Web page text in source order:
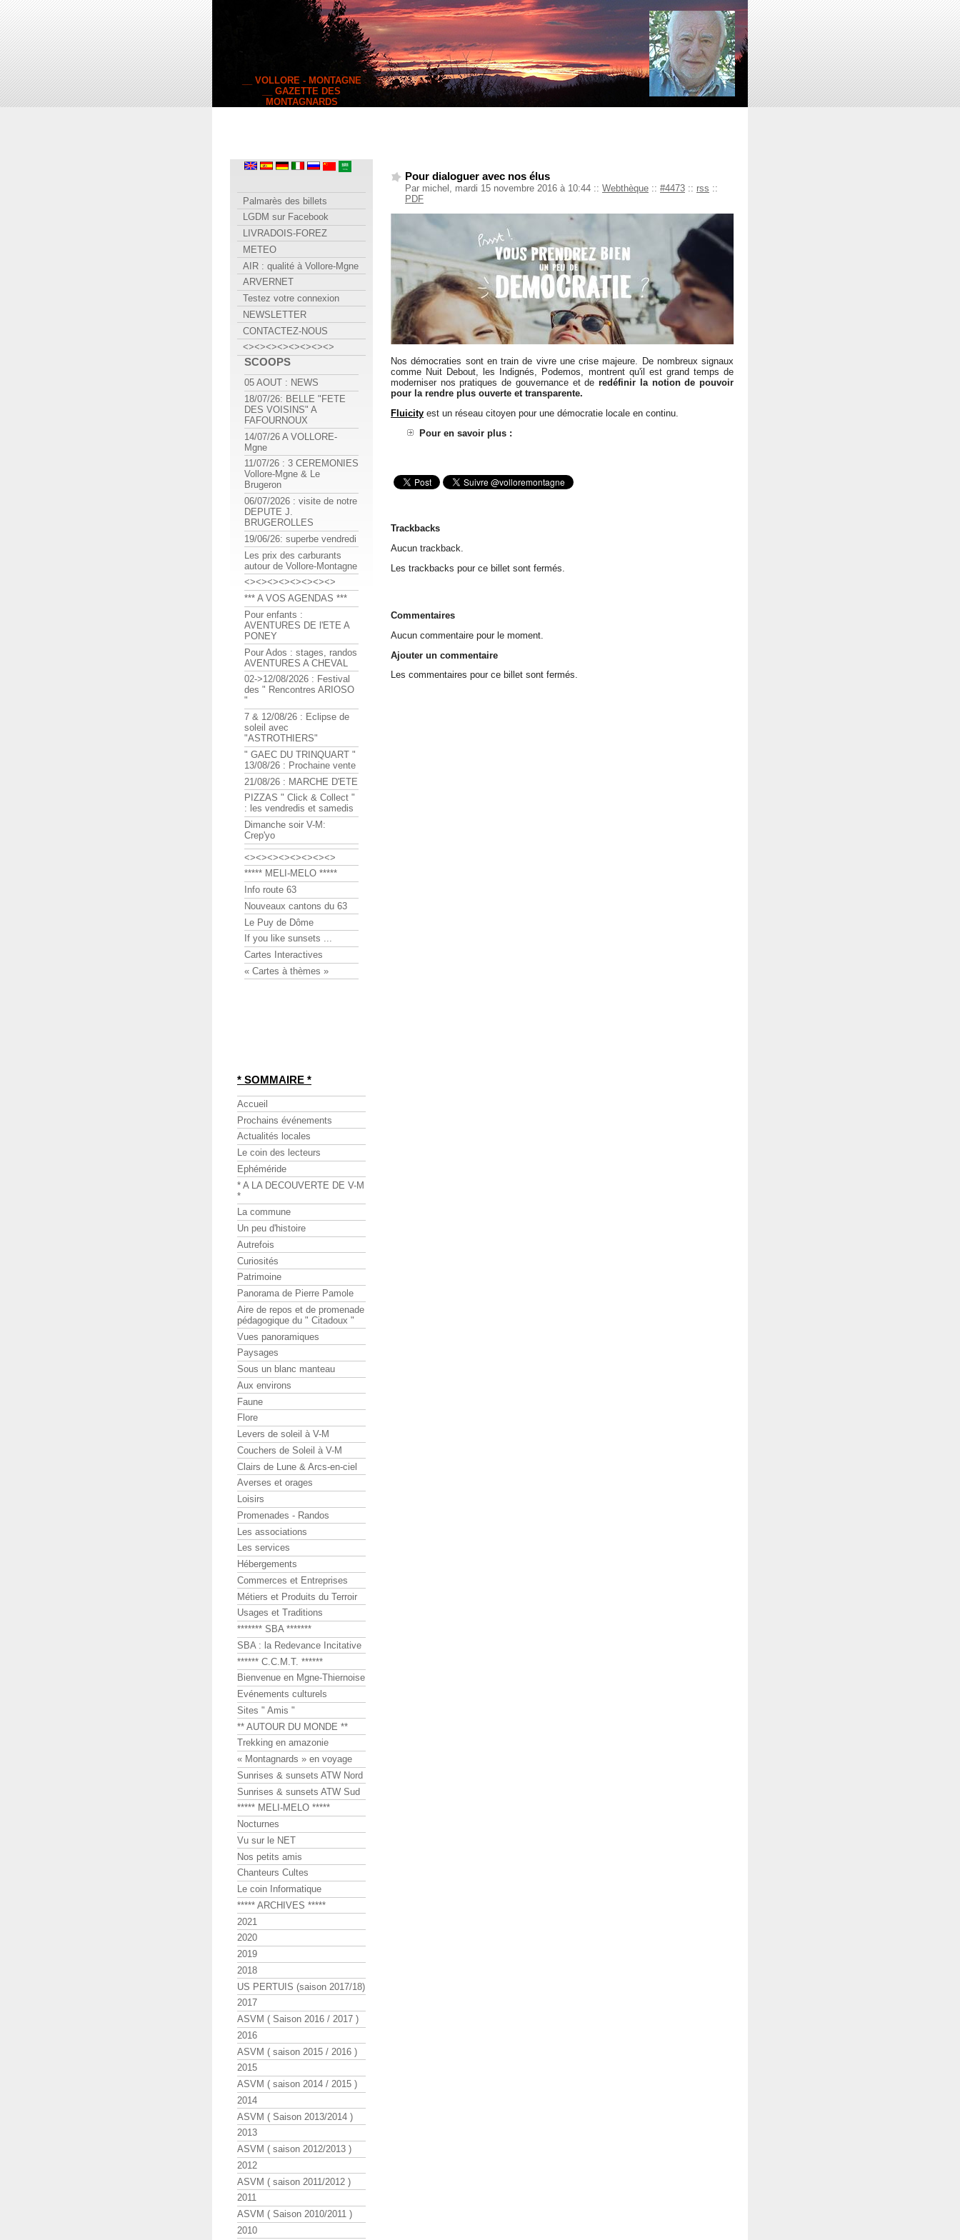
__ VOLLORE - MONTAGNE
__ GAZETTE DES
MONTAGNARDS
Pour dialoguer avec nos élus
Par michel, mardi 15 novembre 2016 à 10:44 :: Webthèque :: #4473 :: rss ::
PDF
Nos démocraties sont en train de vivre une crise majeure. De nombreux signaux
comme Nuit Debout, les Indignés, Podemos, montrent qu'il est grand temps de
moderniser nos pratiques de gouvernance et deredéfinir la notion de pouvoir
pour la rendre plus ouverte et transparente.
Fluicity est un réseau citoyen pour une démocratie locale en continu.
Pour en savoir plus :
Trackbacks
Aucun trackback.
Les trackbacks pour ce billet sont fermés.
Commentaires
Aucun commentaire pour le moment.
Ajouter un commentaire
Les commentaires pour ce billet sont fermés.
Palmarès des billets
LGDM sur Facebook
LIVRADOIS-FOREZ
METEO
AIR : qualité à Vollore-Mgne
ARVERNET
Testez votre connexion
NEWSLETTER
CONTACTEZ-NOUS
<><><><><><><><>
SCOOPS
05 AOUT : NEWS
18/07/26: BELLE "FETE
DES VOISINS" A
FAFOURNOUX
14/07/26 A VOLLORE-
Mgne
11/07/26 : 3 CEREMONIES
Vollore-Mgne & Le
Brugeron
06/07/2026 : visite de notre
DEPUTE J.
BRUGEROLLES
19/06/26: superbe vendredi
Les prix des carburants
autour de Vollore-Montagne
<><><><><><><><>
*** A VOS AGENDAS ***
Pour enfants :
AVENTURES DE l'ETE A
PONEY
Pour Ados : stages, randos
AVENTURES A CHEVAL
02->12/08/2026 : Festival
des " Rencontres ARIOSO
"
7 & 12/08/26 : Eclipse de
soleil avec
"ASTROTHIERS"
" GAEC DU TRINQUART "
13/08/26 : Prochaine vente
21/08/26 : MARCHE D'ETE
PIZZAS " Click & Collect "
: les vendredis et samedis
Dimanche soir V-M:
Crep'yo
<><><><><><><><>
***** MELI-MELO *****
Info route 63
Nouveaux cantons du 63
Le Puy de Dôme
If you like sunsets ...
Cartes Interactives
« Cartes à thèmes »
* SOMMAIRE *
Accueil
Prochains événements
Actualités locales
Le coin des lecteurs
Ephéméride
* A LA DECOUVERTE DE V-M
*
La commune
Un peu d'histoire
Autrefois
Curiosités
Patrimoine
Panorama de Pierre Pamole
Aire de repos et de promenade
pédagogique du " Citadoux "
Vues panoramiques
Paysages
Sous un blanc manteau
Aux environs
Faune
Flore
Levers de soleil à V-M
Couchers de Soleil à V-M
Clairs de Lune & Arcs-en-ciel
Averses et orages
Loisirs
Promenades - Randos
Les associations
Les services
Hébergements
Commerces et Entreprises
Métiers et Produits du Terroir
Usages et Traditions
******* SBA *******
SBA : la Redevance Incitative
****** C.C.M.T. ******
Bienvenue en Mgne-Thiernoise
Evénements culturels
Sites " Amis "
** AUTOUR DU MONDE **
Trekking en amazonie
« Montagnards » en voyage
Sunrises & sunsets ATW Nord
Sunrises & sunsets ATW Sud
***** MELI-MELO *****
Nocturnes
Vu sur le NET
Nos petits amis
Chanteurs Cultes
Le coin Informatique
***** ARCHIVES *****
2021
2020
2019
2018
US PERTUIS (saison 2017/18)
2017
ASVM ( Saison 2016 / 2017 )
2016
ASVM ( saison 2015 / 2016 )
2015
ASVM ( saison 2014 / 2015 )
2014
ASVM ( Saison 2013/2014 )
2013
ASVM ( saison 2012/2013 )
2012
ASVM ( saison 2011/2012 )
2011
ASVM ( Saison 2010/2011 )
2010